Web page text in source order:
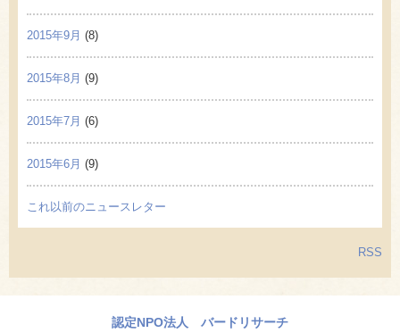
2015年9月 (8)
2015年8月 (9)
2015年7月 (6)
2015年6月 (9)
これ以前のニュースレター
RSS
認定NPO法人 バードリサーチ